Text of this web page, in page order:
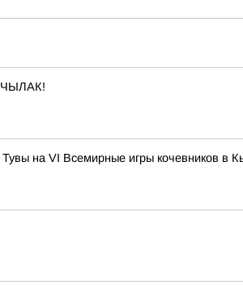
на VI Всемирные игры кочевников в